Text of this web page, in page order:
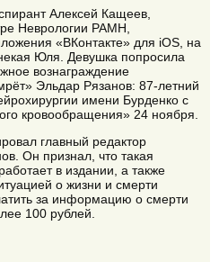
Алексей Кащеев,
Неврологии РАМН,
«ВКонтакте» для iOS, на
Юля. Девушка попросила
вознаграждение
Эльдар Рязанов: 87-летний
имени Бурденко с
кровообращения» 24 ноября.
главный редактор
Он признал, что такая
в издании, а также
о жизни и смерти
за информацию о смерти
100 рублей.